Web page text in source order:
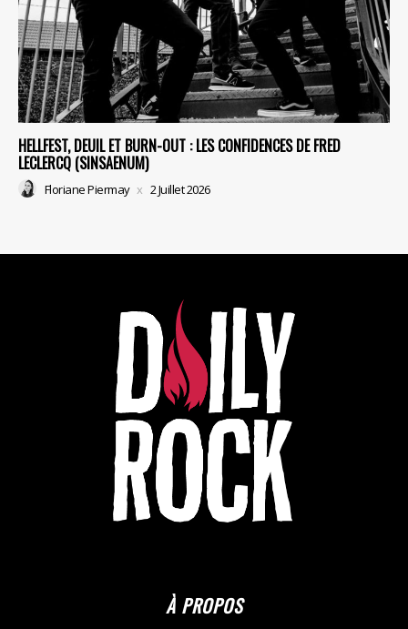
HELLFEST, DEUIL ET BURN-OUT : LES CONFIDENCES DE FRED
LECLERCQ (SINSAENUM)
Floriane Piermay 2 Juillet 2026
À PROPOS